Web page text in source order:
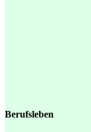
Berufsleben